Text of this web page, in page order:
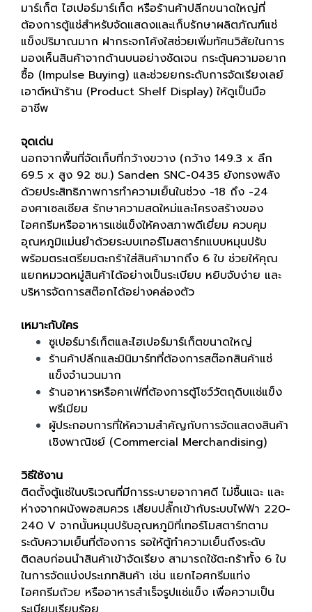
มาร์เก็ต ไฮเปอร์มาร์เก็ต หรือร้านค้าปลีกขนาดใหญ่ที่
ต้องการตู้แช่สำหรับจัดแสดงและเก็บรักษาผลิตภัณฑ์แช่
แข็งปริมาณมาก ฝากระจกโค้งใสช่วยเพิ่มทัศนวิสัยในการ
มองเห็นสินค้าจากด้านบนอย่างชัดเจน กระตุ้นความอยาก
ซื้อ (Impulse Buying) และช่วยยกระดับการจัดเรียงเลย์
เอาต์หน้าร้าน (Product Shelf Display) ให้ดูเป็นมือ
อาชีพ
จุดเด่น
นอกจากพื้นที่จัดเก็บที่กว้างขวาง (กว้าง 149.3 x ลึก
69.5 x สูง 92 ซม.) Sanden SNC-0435 ยังทรงพลัง
ด้วยประสิทธิภาพการทำความเย็นในช่วง -18 ถึง -24
องศาเซลเซียส รักษาความสดใหม่และโครงสร้างของ
ไอศกรีมหรืออาหารแช่แข็งให้คงสภาพดีเยี่ยม ควบคุม
อุณหภูมิแม่นยำด้วยระบบเทอร์โมสตาร์ทแบบหมุนปรับ
พร้อมตระเตรียมตะกร้าใส่สินค้ามากถึง 6 ใบ ช่วยให้คุณ
แยกหมวดหมู่สินค้าได้อย่างเป็นระเบียบ หยิบจับง่าย และ
บริหารจัดการสต๊อกได้อย่างคล่องตัว
เหมาะกับใคร
ซูเปอร์มาร์เก็ตและไฮเปอร์มาร์เก็ตขนาดใหญ่
ร้านค้าปลีกและมินิมาร์ทที่ต้องการสต๊อกสินค้าแช่
แข็งจำนวนมาก
ร้านอาหารหรือคาเฟ่ที่ต้องการตู้โชว์วัตถุดิบแช่แข็ง
พรีเมียม
ผู้ประกอบการที่ให้ความสำคัญกับการจัดแสดงสินค้า
เชิงพาณิชย์ (Commercial Merchandising)
วิธีใช้งาน
ติดตั้งตู้แช่ในบริเวณที่มีการระบายอากาศดี ไม่ชื้นแฉะ และ
ห่างจากผนังพอสมควร เสียบปลั๊กเข้ากับระบบไฟฟ้า 220-
240 V จากนั้นหมุนปรับอุณหภูมิที่เทอร์โมสตาร์ทตาม
ระดับความเย็นที่ต้องการ รอให้ตู้ทำความเย็นถึงระดับ
ติดลบก่อนนำสินค้าเข้าจัดเรียง สามารถใช้ตะกร้าทั้ง 6 ใบ
ในการจัดแบ่งประเภทสินค้า เช่น แยกไอศกรีมแท่ง
ไอศกรีมถ้วย หรืออาหารสำเร็จรูปแช่แข็ง เพื่อความเป็น